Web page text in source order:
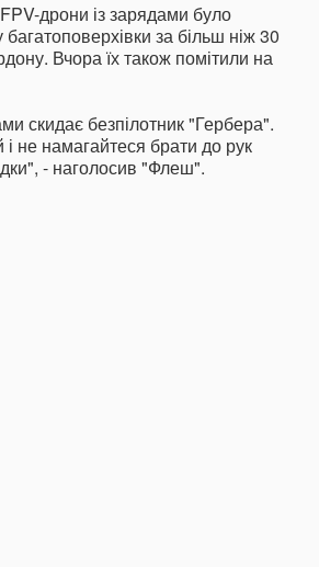
дрони із зарядами було
за більш ніж 30
Вчора їх також помітили на
скидає безпілотник "Гербера".
і не намагайтеся брати до рук
- наголосив "Флеш".